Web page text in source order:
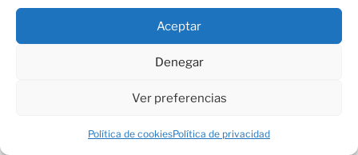
Aceptar
Denegar
Ver preferencias
Política de cookiesPolítica de privacidad
Calatrava (C.Real) info@esquinademauricio.es